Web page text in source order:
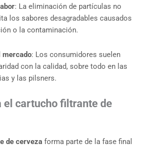
: La eliminación de partículas no
los sabores desagradables causados
o la contaminación.
: Los consumidores suelen
con la calidad, sobre todo en las
y las pilsners.
el cartucho filtrante de
de cerveza forma parte de la fase final